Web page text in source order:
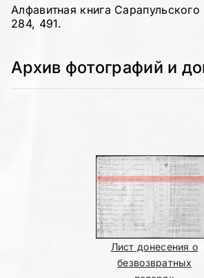
Алфавитная книга
284, 491.
Архив фотографий и
Лист донесения о
безвозвратных